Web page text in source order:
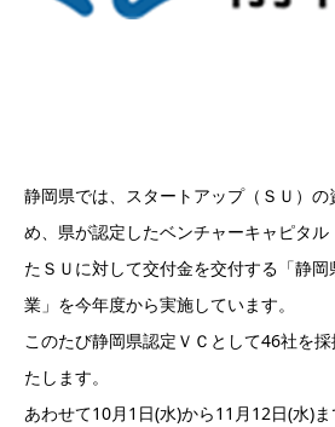
静岡県では、スタートアップ（ＳＵ）
め、県が認定したベンチャーキャピタ
たＳＵに対して交付金を交付する「静
業」を今年度から実施しています。
このたび静岡県認定ＶＣとして46社を
たします。
あわせて10月1日(水)から11月12日(水)